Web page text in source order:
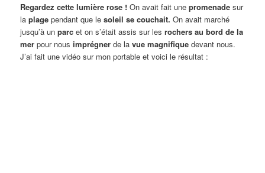
Regardez cette lumière rose ! On avait fait unepromenade sur
laplage pendant que lesoleil se couchait. On avait marché
jusqu’à unparc et on s’était assis sur lesrochers au bord de la
mer pour nousimprégner de lavue magnifique devant nous.
J’ai fait une vidéo sur mon portable et voici le résultat :